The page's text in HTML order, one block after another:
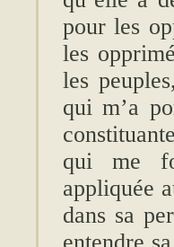
pour les
les
les
qui m’a
qui me
appliquée
dans sa